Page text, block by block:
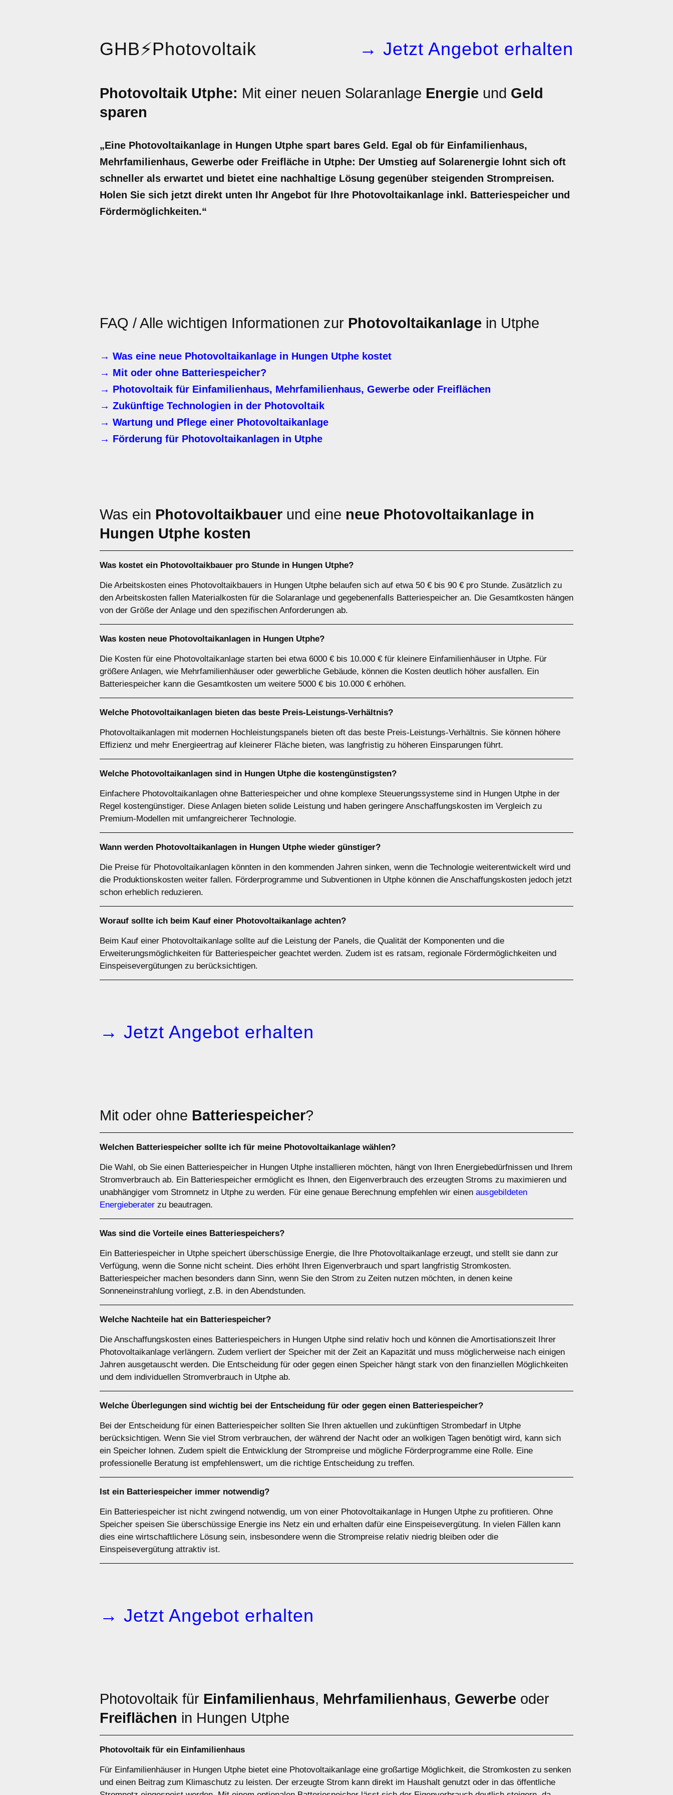
GHB⚡Photovoltaik → Jetzt Angebot erhalten
Photovoltaik Utphe: Mit einer neuen Solaranlage Energie und Geld
sparen
„Eine Photovoltaikanlage in Hungen Utphe spart bares Geld. Egal ob für Einfamilienhaus,
Mehrfamilienhaus, Gewerbe oder Freifläche in Utphe: Der Umstieg auf Solarenergie lohnt sich oft
schneller als erwartet und bietet eine nachhaltige Lösung gegenüber steigenden Strompreisen.
Holen Sie sich jetzt direkt unten Ihr Angebot für Ihre Photovoltaikanlage inkl. Batteriespeicher und
Fördermöglichkeiten.“
FAQ / Alle wichtigen Informationen zur Photovoltaikanlage in Utphe
→ Was eine neue Photovoltaikanlage in Hungen Utphe kostet
→ Mit oder ohne Batteriespeicher?
→ Photovoltaik für Einfamilienhaus, Mehrfamilienhaus, Gewerbe oder Freiflächen
→ Zukünftige Technologien in der Photovoltaik
→ Wartung und Pflege einer Photovoltaikanlage
→ Förderung für Photovoltaikanlagen in Utphe
Was ein Photovoltaikbauer und eine neue Photovoltaikanlage in
Hungen Utphe kosten
Was kostet ein Photovoltaikbauer pro Stunde in Hungen Utphe?
Die Arbeitskosten eines Photovoltaikbauers in Hungen Utphe belaufen sich auf etwa 50 € bis 90 € pro Stunde. Zusätzlich zu
den Arbeitskosten fallen Materialkosten für die Solaranlage und gegebenenfalls Batteriespeicher an. Die Gesamtkosten hängen
von der Größe der Anlage und den spezifischen Anforderungen ab.
Was kosten neue Photovoltaikanlagen in Hungen Utphe?
Die Kosten für eine Photovoltaikanlage starten bei etwa 6000 € bis 10.000 € für kleinere Einfamilienhäuser in Utphe. Für
größere Anlagen, wie Mehrfamilienhäuser oder gewerbliche Gebäude, können die Kosten deutlich höher ausfallen. Ein
Batteriespeicher kann die Gesamtkosten um weitere 5000 € bis 10.000 € erhöhen.
Welche Photovoltaikanlagen bieten das beste Preis-Leistungs-Verhältnis?
Photovoltaikanlagen mit modernen Hochleistungspanels bieten oft das beste Preis-Leistungs-Verhältnis. Sie können höhere
Effizienz und mehr Energieertrag auf kleinerer Fläche bieten, was langfristig zu höheren Einsparungen führt.
Welche Photovoltaikanlagen sind in Hungen Utphe die kostengünstigsten?
Einfachere Photovoltaikanlagen ohne Batteriespeicher und ohne komplexe Steuerungssysteme sind in Hungen Utphe in der
Regel kostengünstiger. Diese Anlagen bieten solide Leistung und haben geringere Anschaffungskosten im Vergleich zu
Premium-Modellen mit umfangreicherer Technologie.
Wann werden Photovoltaikanlagen in Hungen Utphe wieder günstiger?
Die Preise für Photovoltaikanlagen könnten in den kommenden Jahren sinken, wenn die Technologie weiterentwickelt wird und
die Produktionskosten weiter fallen. Förderprogramme und Subventionen in Utphe können die Anschaffungskosten jedoch jetzt
schon erheblich reduzieren.
Worauf sollte ich beim Kauf einer Photovoltaikanlage achten?
Beim Kauf einer Photovoltaikanlage sollte auf die Leistung der Panels, die Qualität der Komponenten und die
Erweiterungsmöglichkeiten für Batteriespeicher geachtet werden. Zudem ist es ratsam, regionale Fördermöglichkeiten und
Einspeisevergütungen zu berücksichtigen.
→ Jetzt Angebot erhalten
Mit oder ohne Batteriespeicher?
Welchen Batteriespeicher sollte ich für meine Photovoltaikanlage wählen?
Die Wahl, ob Sie einen Batteriespeicher in Hungen Utphe installieren möchten, hängt von Ihren Energiebedürfnissen und Ihrem
Stromverbrauch ab. Ein Batteriespeicher ermöglicht es Ihnen, den Eigenverbrauch des erzeugten Stroms zu maximieren und
unabhängiger vom Stromnetz in Utphe zu werden. Für eine genaue Berechnung empfehlen wir einen ausgebildeten
Energieberater zu beautragen.
Was sind die Vorteile eines Batteriespeichers?
Ein Batteriespeicher in Utphe speichert überschüssige Energie, die Ihre Photovoltaikanlage erzeugt, und stellt sie dann zur
Verfügung, wenn die Sonne nicht scheint. Dies erhöht Ihren Eigenverbrauch und spart langfristig Stromkosten.
Batteriespeicher machen besonders dann Sinn, wenn Sie den Strom zu Zeiten nutzen möchten, in denen keine
Sonneneinstrahlung vorliegt, z.B. in den Abendstunden.
Welche Nachteile hat ein Batteriespeicher?
Die Anschaffungskosten eines Batteriespeichers in Hungen Utphe sind relativ hoch und können die Amortisationszeit Ihrer
Photovoltaikanlage verlängern. Zudem verliert der Speicher mit der Zeit an Kapazität und muss möglicherweise nach einigen
Jahren ausgetauscht werden. Die Entscheidung für oder gegen einen Speicher hängt stark von den finanziellen Möglichkeiten
und dem individuellen Stromverbrauch in Utphe ab.
Welche Überlegungen sind wichtig bei der Entscheidung für oder gegen einen Batteriespeicher?
Bei der Entscheidung für einen Batteriespeicher sollten Sie Ihren aktuellen und zukünftigen Strombedarf in Utphe
berücksichtigen. Wenn Sie viel Strom verbrauchen, der während der Nacht oder an wolkigen Tagen benötigt wird, kann sich
ein Speicher lohnen. Zudem spielt die Entwicklung der Strompreise und mögliche Förderprogramme eine Rolle. Eine
professionelle Beratung ist empfehlenswert, um die richtige Entscheidung zu treffen.
Ist ein Batteriespeicher immer notwendig?
Ein Batteriespeicher ist nicht zwingend notwendig, um von einer Photovoltaikanlage in Hungen Utphe zu profitieren. Ohne
Speicher speisen Sie überschüssige Energie ins Netz ein und erhalten dafür eine Einspeisevergütung. In vielen Fällen kann
dies eine wirtschaftlichere Lösung sein, insbesondere wenn die Strompreise relativ niedrig bleiben oder die
Einspeisevergütung attraktiv ist.
→ Jetzt Angebot erhalten
Photovoltaik für Einfamilienhaus, Mehrfamilienhaus, Gewerbe oder
Freiflächen in Hungen Utphe
Photovoltaik für ein Einfamilienhaus
Für Einfamilienhäuser in Hungen Utphe bietet eine Photovoltaikanlage eine großartige Möglichkeit, die Stromkosten zu senken
und einen Beitrag zum Klimaschutz zu leisten. Der erzeugte Strom kann direkt im Haushalt genutzt oder in das öffentliche